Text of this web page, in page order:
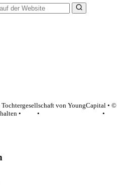
von YoungCapital • ©
•
•
•